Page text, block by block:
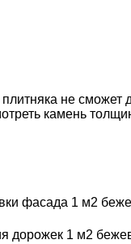
не сможет
камень
фасада 1 м2
дорожек 1 м2